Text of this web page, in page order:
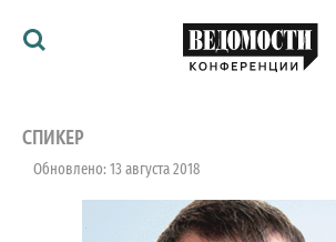
Архив
Ведомости
Как потратить
Ведомости&
СПИКЕР
Обновлено: 13 августа 2018